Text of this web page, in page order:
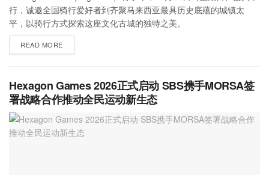
行，诚邀全国骑行爱好者到齐聚马来西亚最具历史底蕴的城镇太
平，以骑行方式探索这座文化古城的独特之美。
READ MORE
Hexagon Games 2026正式启动 SBS携手MORSA签
署战略合作推动全民运动新生态